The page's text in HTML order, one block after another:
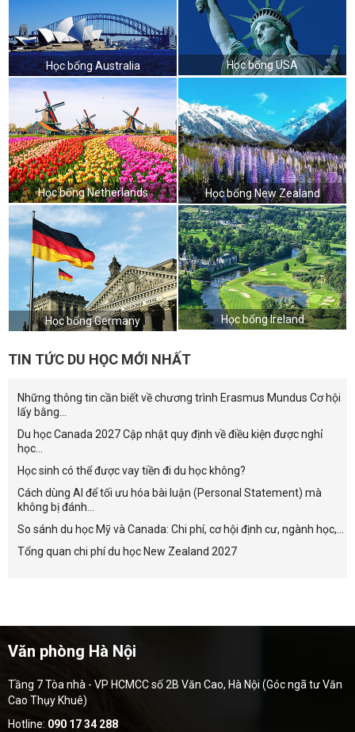
Học bổng Australia Học bổng USA
Học bổng Netherlands Học bổng New Zealand
Học bổng Germany Học bổng Ireland
TIN TỨC DU HỌC MỚI NHẤT
Những thông tin cần biết về chương trình Erasmus Mundus Cơ hội
lấy bằng...
Du học Canada 2027 Cập nhật quy định về điều kiện được nghỉ
học...
Học sinh có thể được vay tiền đi du học không?
Cách dùng AI để tối ưu hóa bài luận (Personal Statement) mà
không bị đánh...
So sánh du học Mỹ và Canada: Chi phí, cơ hội định cư, ngành học,...
Tổng quan chi phí du học New Zealand 2027
Văn phòng Hà Nội
Tầng 7 Tòa nhà - VP HCMCC số 2B Văn Cao, Hà Nội (Góc ngã tư Văn
Cao Thụy Khuê)
Hotline: 090 17 34 288